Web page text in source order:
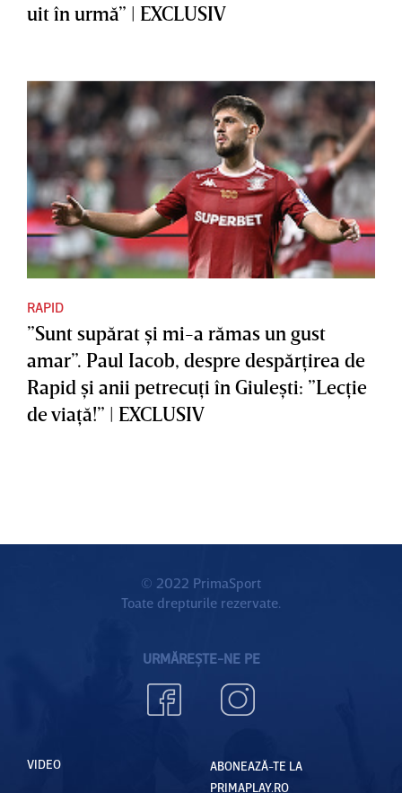
uit în urmă” | EXCLUSIV
RAPID
”Sunt supărat şi mi-a rămas un gust
amar”. Paul Iacob, despre despărţirea de
Rapid şi anii petrecuţi în Giuleşti: ”Lecţie
de viaţă!” | EXCLUSIV
© 2022 PrimaSport
Toate drepturile rezervate.
URMĂREȘTE-NE PE
VIDEO
ABONEAZĂ-TE LA
PRIMAPLAY.RO